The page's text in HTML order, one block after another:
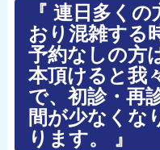
『 連日多く
おり混雑する
予約なしの方
本頂けると我
で、初診・再
間が少なくな
ります。 』